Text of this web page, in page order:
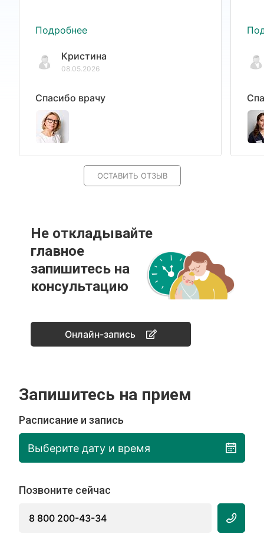
Подробнее
Кристина
08.05.2026
Спасибо врачу
ОСТАВИТЬ ОТЗЫВ
Не откладывайте
главное
запишитесь на
консультацию
Онлайн-запись
Запишитесь на прием
Расписание и запись
Выберите дату и время
Позвоните сейчас
8 800 200-43-34